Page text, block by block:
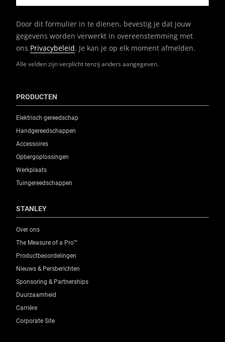
Alle velden zijn verplicht tenzij anders aangegeven.
Door dit formulier in te dienen, bevestig je dat jouw
gegevens worden verwerkt in overeenstemming met
ons Privacybeleid. Je kan je op elk moment afmelden.
PRODUCTEN
Elektrisch gereedschap
Handgereedschappen
Accessoires
Opbergoplossingen
Werkplaats
Tuingereedschappen
STANLEY
Over ons
The Measure of a Pro™
Productbeoordelingen
Nieuws & Persberichten
Sponsoring & Partnerships
Duurzaamheid
Carrière
Corporate Site